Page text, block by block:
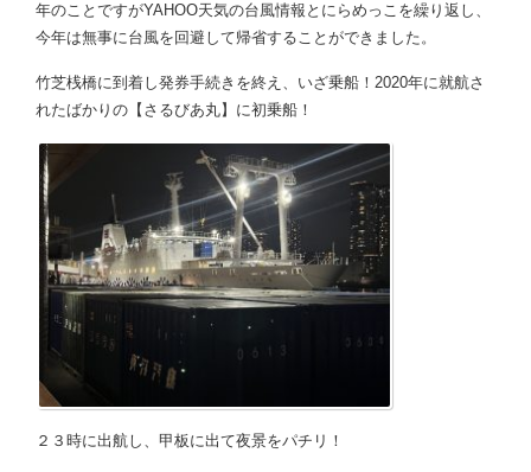
年のことですがYAHOO天気の台風情報とにらめっこを繰り返し、
今年は無事に台風を回避して帰省することができました。
竹芝桟橋に到着し発券手続きを終え、いざ乗船！2020年に就航さ
れたばかりの【さるびあ丸】に初乗船！
２３時に出航し、甲板に出て夜景をパチリ！